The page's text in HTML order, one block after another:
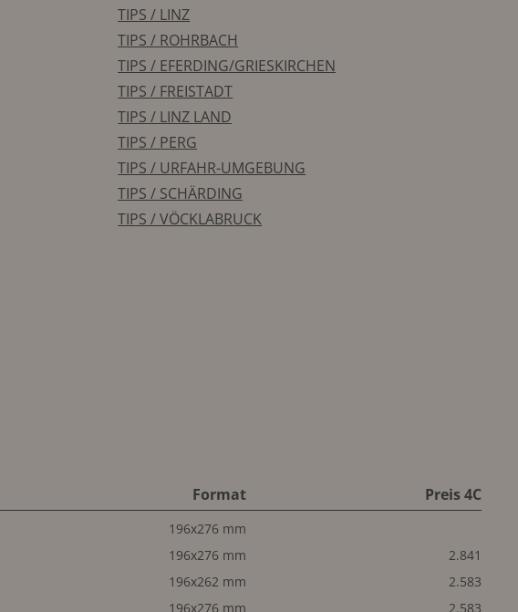
TIPS / LINZ
TIPS / ROHRBACH
TIPS / EFERDING/GRIESKIRCHEN
TIPS / FREISTADT
TIPS / LINZ LAND
TIPS / PERG
TIPS / URFAHR-UMGEBUNG
TIPS / SCHÄRDING
TIPS / VÖCKLABRUCK
Format Preis 4C
196x276 mm
196x276 mm
2.841
196x262 mm
2.583
196x276 mm
2.583